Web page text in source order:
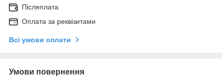
Післяплата
Оплата за реквізитами
Всі умови оплати
Умови повернення